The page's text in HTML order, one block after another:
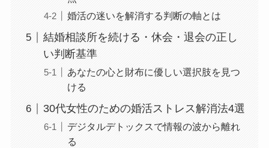
婚活の迷いを解消する判断の軸とは
結婚相談所を続ける・休会・退会の正し
い判断基準
あなたの心と財布に優しい選択肢を見つ
ける
30代女性のための婚活ストレス解消法4選
デジタルデトックスで情報の波から離れ
る